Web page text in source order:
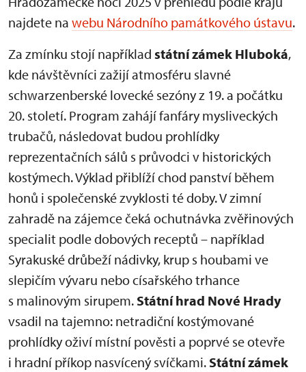
najdete na webu Národního památkového ústavu.
Za zmínku stojí například státní zámek Hluboká,
kde návštěvníci zažijí atmosféru slavné
schwarzenberské lovecké sezóny z 19. a počátku
20. století. Program zahájí fanfáry mysliveckých
trubačů, následovat budou prohlídky
reprezentačních sálů s průvodci v historických
kostýmech. Výklad přiblíží chod panství během
honů i společenské zvyklosti té doby. V zimní
zahradě na zájemce čeká ochutnávka zvěřinových
specialit podle dobových receptů – například
Syrakuské drůbeží nádivky, krup s houbami ve
slepičím vývaru nebo císařského trhance
s malinovým sirupem. Státní hrad Nové Hrady
vsadil na tajemno: netradiční kostýmované
prohlídky oživí místní pověsti a poprvé se otevře
i hradní příkop nasvícený svíčkami. Státní zámek